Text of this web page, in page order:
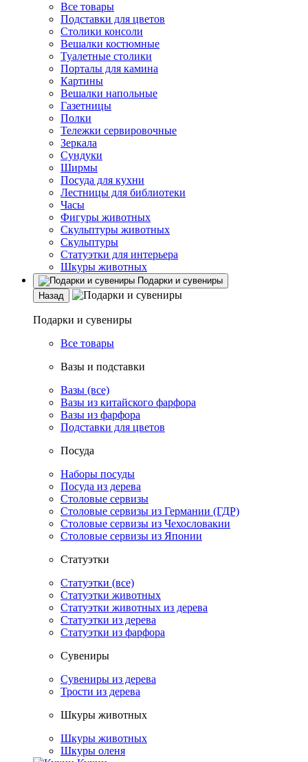
Все товары
Подставки для цветов
Столики консоли
Вешалки костюмные
Туалетные столики
Порталы для камина
Картины
Вешалки напольные
Газетницы
Полки
Тележки сервировочные
Зеркала
Сундуки
Ширмы
Посуда для кухни
Лестницы для библиотеки
Часы
Фигуры животных
Скульптуры животных
Скульптуры
Статуэтки для интерьера
Шкуры животных
Подарки и сувениры
Назад
Подарки и сувениры
Все товары
Вазы и подставки
Вазы (все)
Вазы из китайского фарфора
Вазы из фарфора
Подставки для цветов
Посуда
Наборы посуды
Посуда из дерева
Столовые сервизы
Столовые сервизы из Германии (ГДР)
Столовые сервизы из Чехословакии
Столовые сервизы из Японии
Статуэтки
Статуэтки (все)
Статуэтки животных
Статуэтки животных из дерева
Статуэтки из дерева
Статуэтки из фарфора
Сувениры
Сувениры из дерева
Трости из дерева
Шкуры животных
Шкуры животных
Шкуры оленя